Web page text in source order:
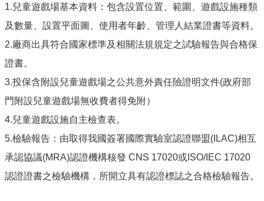
教
處
各
位
最
新
消
息
公
告
本
1.兒童遊戲場基本資料：包含設置位置、範圍、遊戲設施種類
及數量、設置平面圖、使用者年齡、管理人結業證書等資料。
2.廠商出具符合國家標準及相關法規規定之試驗報告與合格保
證書。
3.投保含附設兒童遊戲場之公共意外責任險證明文件(政府部
門附設兒童遊戲場無收費者得免附）
4.兒童遊戲設施自主檢查表。
5.檢驗報告：由取得我國簽署國際實驗室認證聯盟(ILAC)相互
承認協議(MRA)認證機構核發 CNS 17020或ISO/IEC 17020
認證證書之檢驗機構，所開立具有認證標誌之合格檢驗報告。